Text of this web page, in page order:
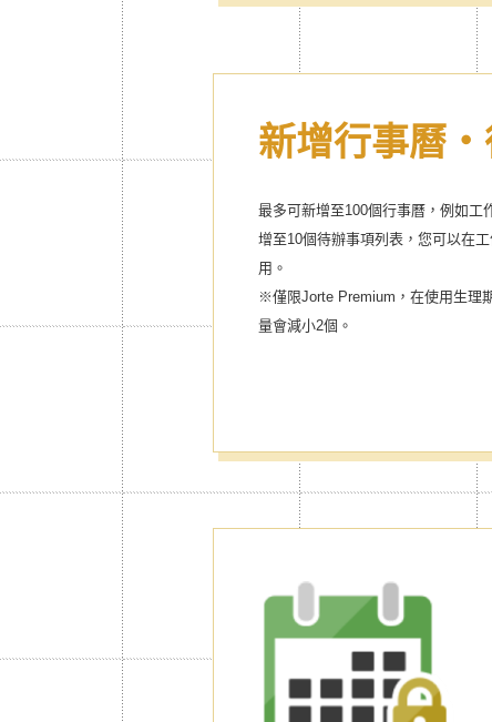
新增行事曆
最多可新增至100個行事曆，例如工
增至10個待辦事項列表，您可以在
用。
※僅限Jorte Premium，在使用生理
量會減小2個。